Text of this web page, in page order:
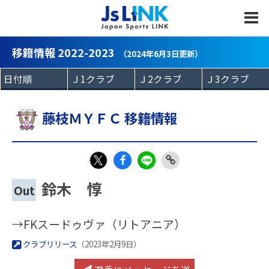
移籍情報 2022-2023 （2024年6月3日更新）
藤枝ＭＹＦＣ 移籍情報
X
k
Out 鈴木 惇
→FKスードゥヴァ（リトアニア）
クラブリリース （2023年2月9日）